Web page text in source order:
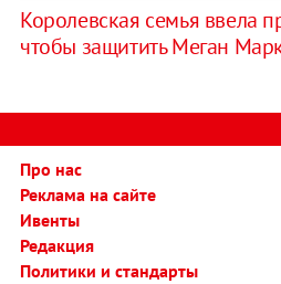
Королевская семья ввела
чтобы защитить Меган
Про нас
Реклама на сайте
Ивенты
Редакция
Политики и стандарты